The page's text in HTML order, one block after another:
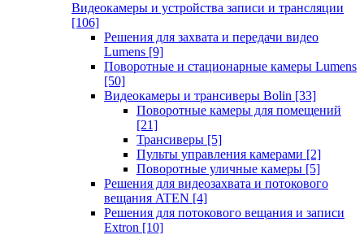
Видеокамеры и устройства записи и трансляции
[106]
Решения для захвата и передачи видео
Lumens [9]
Поворотные и стационарные камеры Lumens
[50]
Видеокамеры и трансиверы Bolin [33]
Поворотные камеры для помещений
[21]
Трансиверы [5]
Пульты управления камерами [2]
Поворотные уличные камеры [5]
Решения для видеозахвата и потокового
вещания ATEN [4]
Решения для потокового вещания и записи
Extron [10]